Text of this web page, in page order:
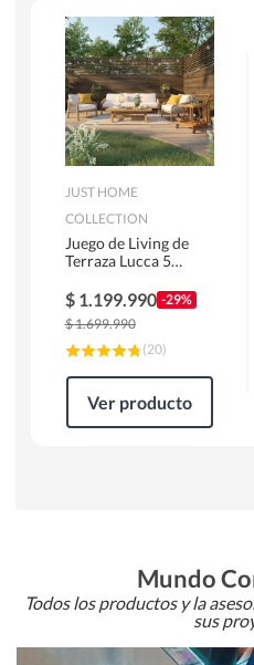
JUST HOME
COLLECTION
Juego de Living de
Terraza Lucca 5
$ 1.199.990 -29%
$1.699.990
(20)
Ver producto
Mundo
Todos los productos y la
sus